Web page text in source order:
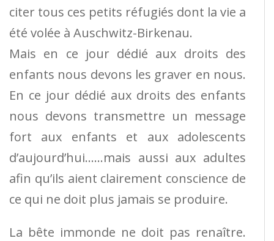
citer tous ces petits réfugiés dont la vie a
été volée à Auschwitz-Birkenau.
Mais en ce jour dédié aux droits des
enfants nous devons les graver en nous.
En ce jour dédié aux droits des enfants
nous devons transmettre un message
fort aux enfants et aux adolescents
d’aujourd’hui……mais aussi aux adultes
afin qu’ils aient clairement conscience de
ce qui ne doit plus jamais se produire.
La bête immonde ne doit pas renaître.